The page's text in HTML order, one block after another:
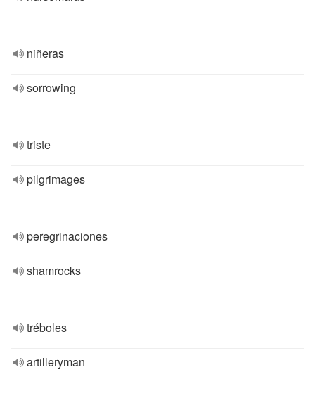
niñeras
sorrowing
triste
pilgrimages
peregrinaciones
shamrocks
tréboles
artilleryman